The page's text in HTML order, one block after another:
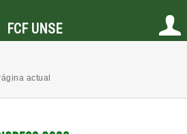
actual
FCF UNSE